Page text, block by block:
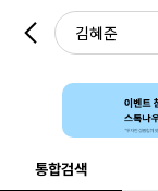
통합검색